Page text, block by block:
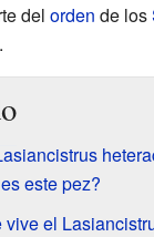
del orden de los
este pez?
vive el